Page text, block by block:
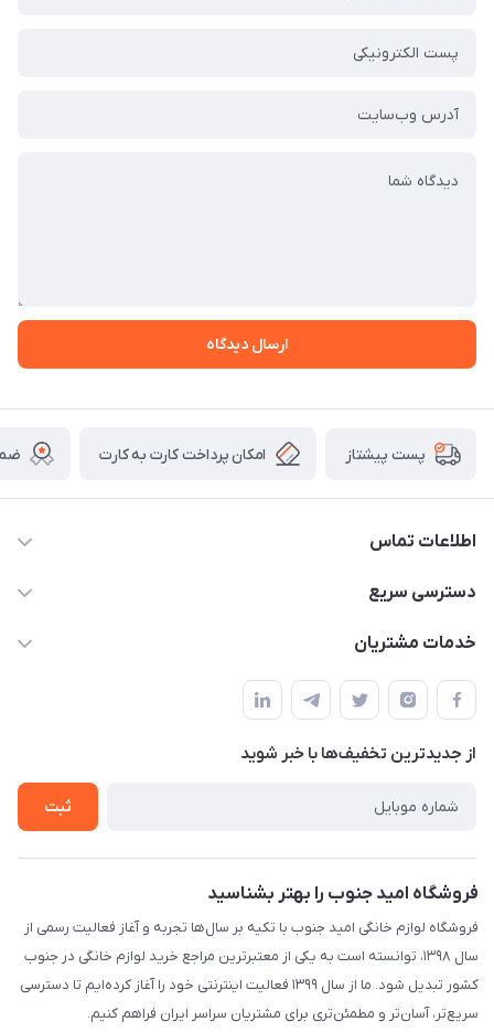
ارسال دیدگاه
پست پیشتاز امکان پرداخت کارت به کارت
اطلاعات تماس
09175273898
خانگی امید جنوب
دسترسی سریع
حساب کاربری
لیست محصولات
درباره ما
خدمات مشتریان
قوانین و مقررات سایت
حریم خصوصی
راهنما
تماس با ما
از جدید‌ترین تخفیف‌ها با‌ خبر شوید
ثبت
فروشگاه امید جنوب را بهتر بشناسید
فروشگاه لوازم خانگی امید جنوب با تکیه بر سال‌ها تجربه و آغاز فعالیت رسمی از
سال ۱۳۹۸، توانسته است به یکی از معتبرترین مراجع خرید لوازم خانگی در جنوب
کشور تبدیل شود. ما از سال ۱۳۹۹ فعالیت اینترنتی خود را آغاز کرده‌ایم تا دسترسی
سریع‌تر، آسان‌تر و مطمئن‌تری برای مشتریان سراسر ایران فراهم کنیم.